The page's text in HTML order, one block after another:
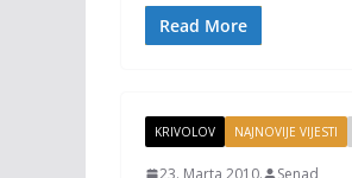
o
k k
Read More
KRIVOLOV NAJNOVIJE VIJESTI
23. Marta 2010. Senad